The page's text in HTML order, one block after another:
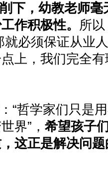
下，幼教老师毫
作积极性。 所
必须保证从业
上，我们完全
“哲学家们只是
界” ， 希望孩子
这正是解决问